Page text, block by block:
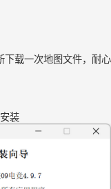
下载一次地图文件，耐心
装